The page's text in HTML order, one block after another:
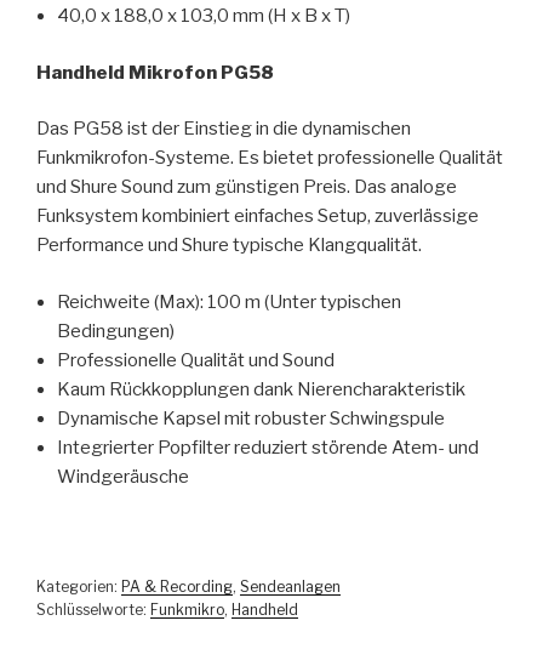
40,0 x 188,0 x 103,0 mm (H x B x T)
Handheld Mikrofon PG58
Das PG58 ist der Einstieg in die dynamischen
Funkmikrofon-Systeme. Es bietet professionelle Qualität
und Shure Sound zum günstigen Preis. Das analoge
Funksystem kombiniert einfaches Setup, zuverlässige
Performance und Shure typische Klangqualität.
Reichweite (Max): 100 m (Unter typischen
Bedingungen)
Professionelle Qualität und Sound
Kaum Rückkopplungen dank Nierencharakteristik
Dynamische Kapsel mit robuster Schwingspule
Integrierter Popfilter reduziert störende Atem- und
Windgeräusche
Kategorien: PA & Recording, Sendeanlagen
Schlüsselworte: Funkmikro, Handheld